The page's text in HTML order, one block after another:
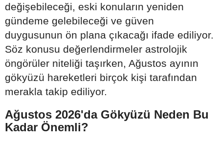
değişebileceği, eski konuların yeniden
gündeme gelebileceği ve güven
duygusunun ön plana çıkacağı ifade ediliyor.
Söz konusu değerlendirmeler astrolojik
öngörüler niteliği taşırken, Ağustos ayının
gökyüzü hareketleri birçok kişi tarafından
merakla takip ediliyor.
Ağustos 2026'da Gökyüzü Neden Bu
Kadar Önemli?